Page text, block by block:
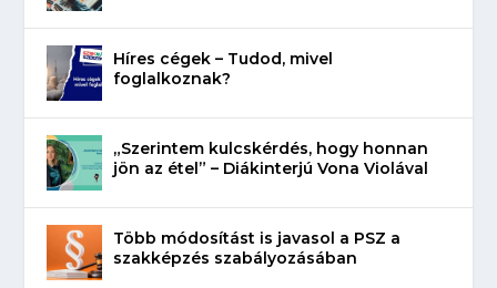
Híres cégek – Tudod, mivel
foglalkoznak?
„Szerintem kulcskérdés, hogy honnan
jön az étel” – Diákinterjú Vona Violával
Több módosítást is javasol a PSZ a
szakképzés szabályozásában